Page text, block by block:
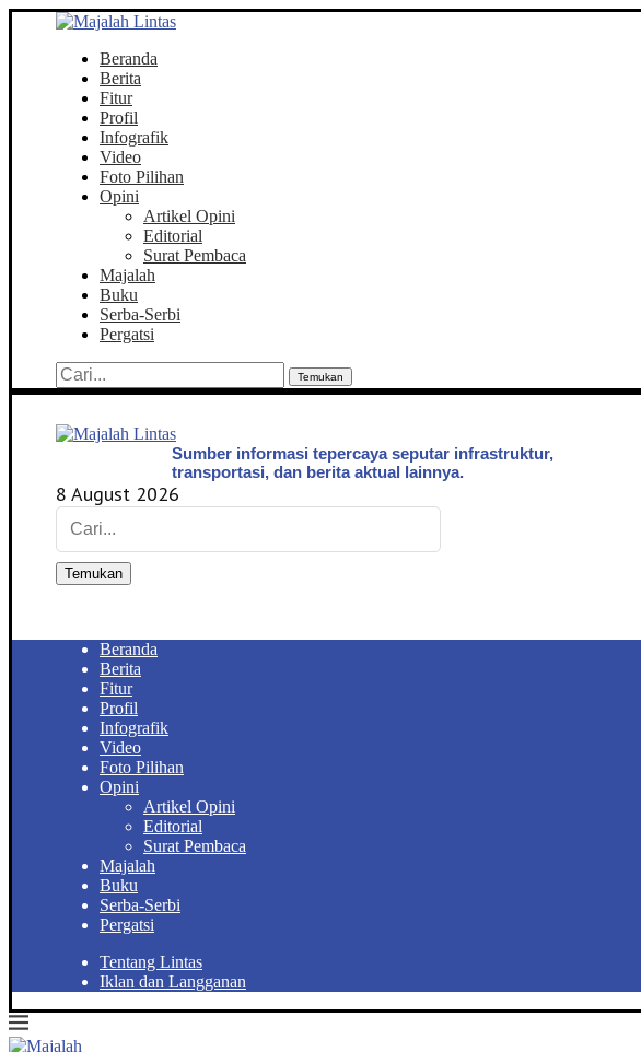
Beranda
Berita
Fitur
Profil
Infografik
Video
Foto Pilihan
Opini
Artikel Opini
Editorial
Surat Pembaca
Majalah
Buku
Serba-Serbi
Pergatsi
Temukan
Sumber informasi tepercaya seputar infrastruktur,
transportasi, dan berita aktual lainnya.
8 August 2026
Temukan
Beranda
Berita
Fitur
Profil
Infografik
Video
Foto Pilihan
Opini
Artikel Opini
Editorial
Surat Pembaca
Majalah
Buku
Serba-Serbi
Pergatsi
Tentang Lintas
Iklan dan Langganan